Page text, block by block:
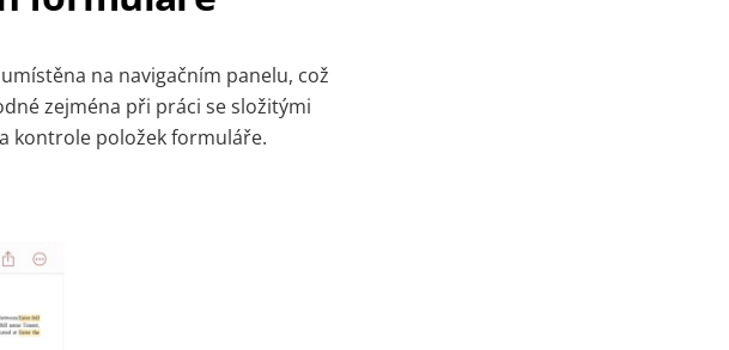
na navigačním panelu, což
zejména při práci se složitými
kontrole položek formuláře.